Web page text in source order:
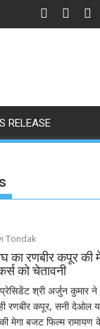
RELEASE
Tondak
का रणबीर कपूर की
को चेतावनी
श्री अर्जुन कुमार ने
रणबीर कपूर, सनी देओल
मेगा बजट फिल्म